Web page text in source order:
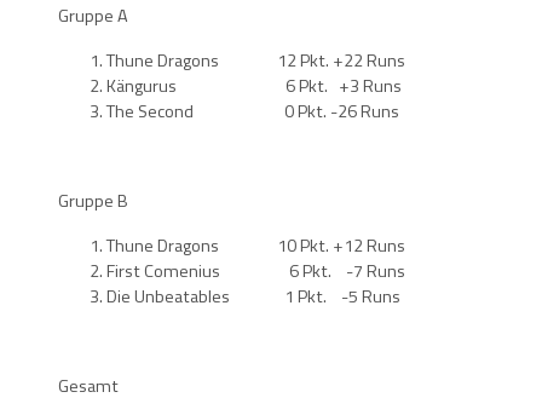
Gruppe A
Thune Dragons 12 Pkt. +22 Runs
Kängurus 6 Pkt. +3 Runs
The Second 0 Pkt. -26 Runs
Gruppe B
Thune Dragons 10 Pkt. +12 Runs
First Comenius 6 Pkt. -7 Runs
Die Unbeatables 1 Pkt. -5 Runs
Gesamt